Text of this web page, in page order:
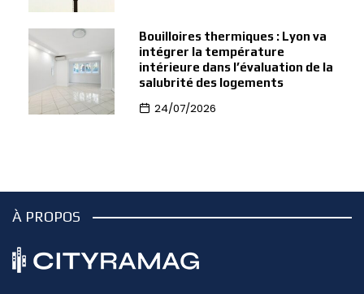
Bouilloires thermiques : Lyon va
intégrer la température
intérieure dans l’évaluation de la
salubrité des logements
24/07/2026
À PROPOS